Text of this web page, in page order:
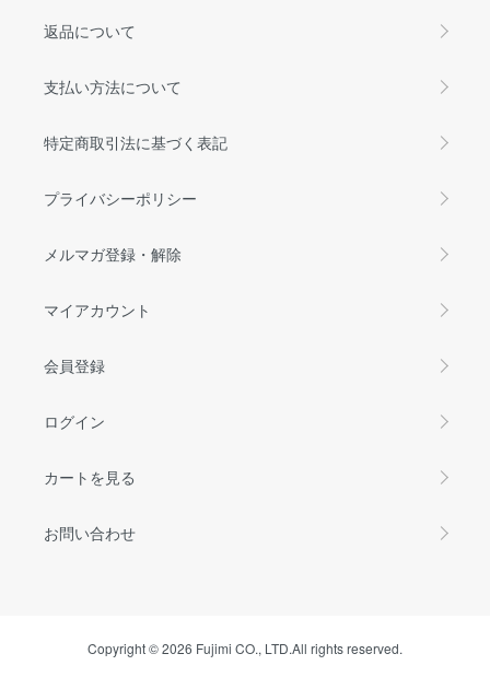
返品について
支払い方法について
特定商取引法に基づく表記
プライバシーポリシー
メルマガ登録・解除
マイアカウント
会員登録
ログイン
カートを見る
お問い合わせ
Copyright © 2026 Fujimi CO., LTD.All rights reserved.